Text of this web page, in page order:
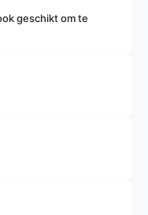
geschikt om te